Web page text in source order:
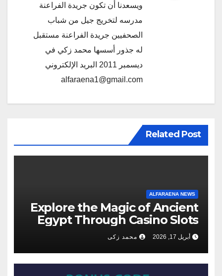
ويسعدنا أن تكون جريدة الفراعنة
مدرسه لتخريج جيل من شباب
الصحفيين جريدة الفراعنة مستقبل
له جذور أسسها محمد زكي في
ديسمبر 2011 البريد الإلكتروني
alfaraena1@gmail.com
Related Post
ALFARAENA NEWS
Explore the Magic of Ancient
Egypt Through Casino Slots
أبريل 17, 2026 محمد زكى